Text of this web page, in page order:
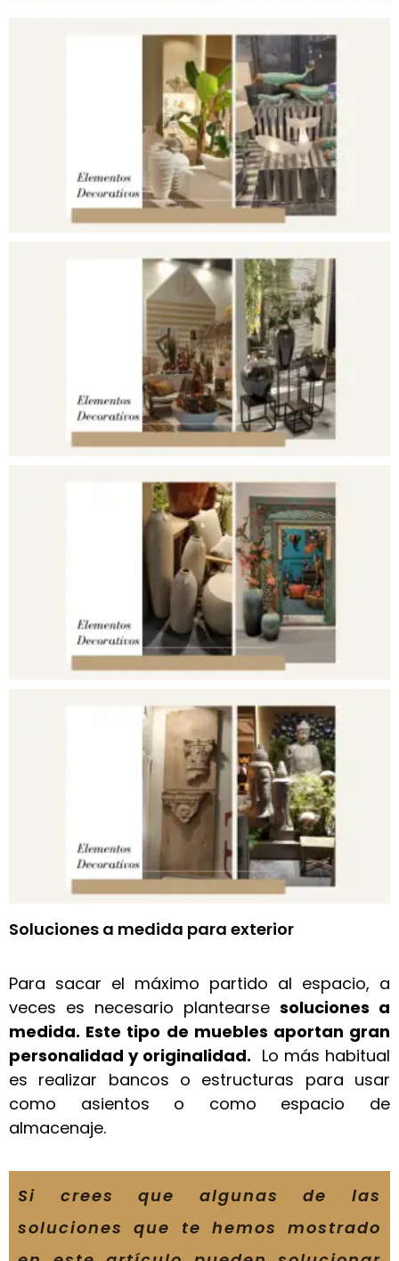
Soluciones a medida para exterior
Para sacar el máximo partido al espacio, a
veces es necesario plantearse soluciones a
medida. Este tipo de muebles aportan gran
personalidad y originalidad. Lo más habitual
es realizar bancos o estructuras para usar
como asientos o como espacio de
almacenaje.
Si crees que algunas de las
soluciones que te hemos mostrado